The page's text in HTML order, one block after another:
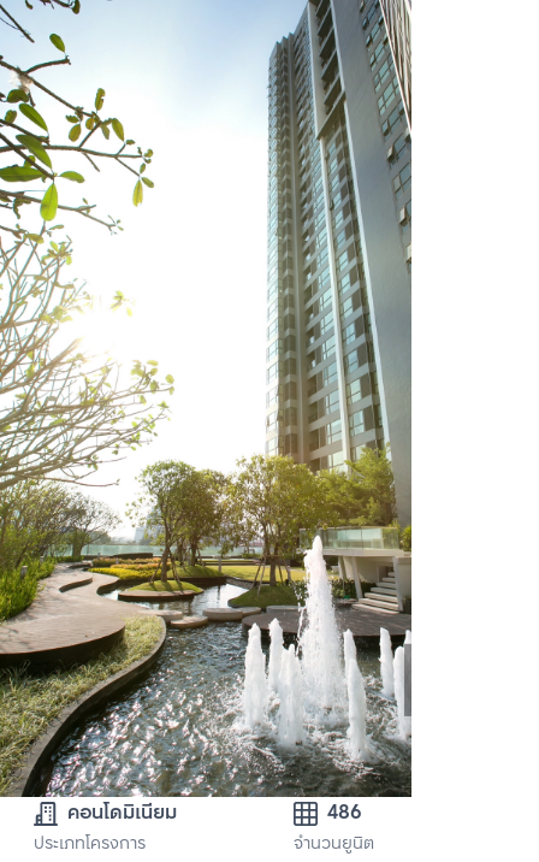
คอนโดมิเนียม
ประเภทโครงการ
486
จำนวนยูนิต